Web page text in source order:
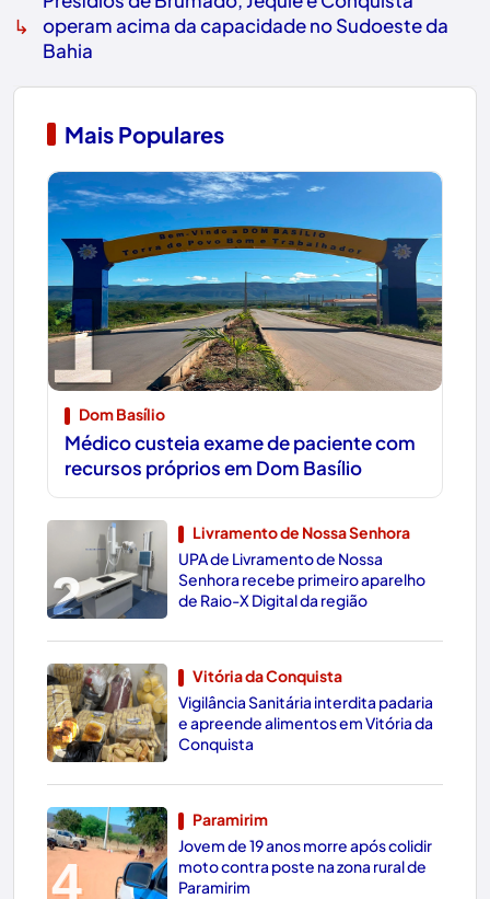
↳
operam acima da capacidade no Sudoeste da
Bahia
Mais Populares
1
Dom Basílio
Médico custeia exame de paciente com
recursos próprios em Dom Basílio
2
Livramento de Nossa Senhora
UPA de Livramento de Nossa
Senhora recebe primeiro aparelho
de Raio-X Digital da região
3
Vitória da Conquista
Vigilância Sanitária interdita padaria
e apreende alimentos em Vitória da
Conquista
4
Paramirim
Jovem de 19 anos morre após colidir
moto contra poste na zona rural de
Paramirim